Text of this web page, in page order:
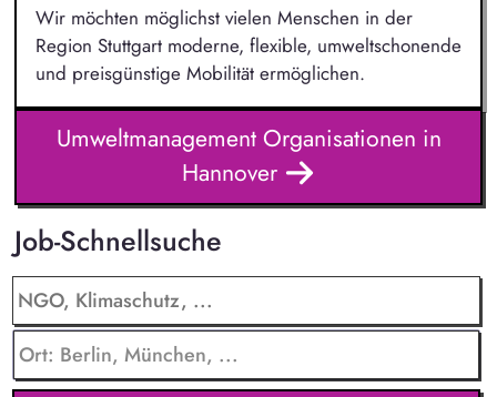
Wir möchten möglichst vielen Menschen in der
Region Stuttgart moderne, flexible, umweltschonende
und preisgünstige Mobilität ermöglichen.
Umweltmanagement Organisationen in
Hannover
Job-Schnellsuche